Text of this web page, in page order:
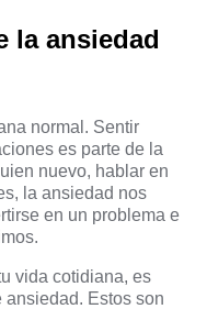
la ansiedad
normal. Sentir
es parte de la
nuevo, hablar en
la ansiedad nos
en un problema e
vida cotidiana, es
ansiedad. Estos son